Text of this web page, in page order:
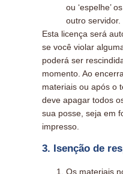
ou ‘espelhe’
outro servidor.
Esta licença será
se você violar
poderá ser
momento. Ao
materiais ou após o
deve apagar todos
sua posse, seja em
impresso.
3. Isenção de
Os materiais